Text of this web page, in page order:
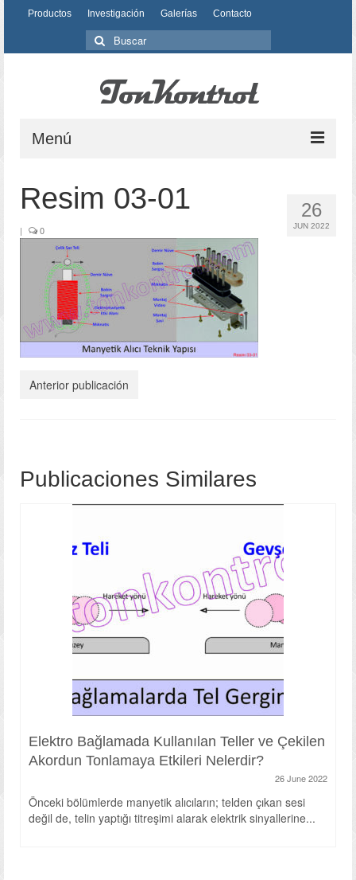
Productos Investigación Galerías Contacto
Búsqueda
para:
Menú
Diseño
Material
Producción
Galerías
Fotos
26
JUN 2022
Resim 03-01
| 0
Anterior publicación
Publicaciones Similares
Elektro Bağlamada Kullanılan Teller ve Çekilen
Akordun Tonlamaya Etkileri Nelerdir?
26 June 2022
Önceki bölümlerde manyetik alıcıların; telden çıkan sesi
değil de, telin yaptığı titreşimi alarak elektrik sinyallerine...